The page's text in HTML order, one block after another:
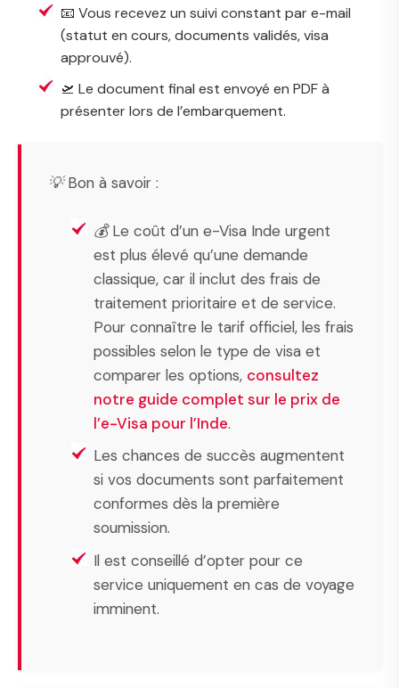
📧 Vous recevez un suivi constant par e-mail
(statut en cours, documents validés, visa
approuvé).
🛫 Le document final est envoyé en PDF à
présenter lors de l’embarquement.
💡 Bon à savoir :
💰 Le coût d’un e-Visa Inde urgent
est plus élevé qu’une demande
classique, car il inclut des frais de
traitement prioritaire et de service.
Pour connaître le tarif officiel, les frais
possibles selon le type de visa et
comparer les options, consultez
notre guide complet sur le prix de
l’e-Visa pour l’Inde.
Les chances de succès augmentent
si vos documents sont parfaitement
conformes dès la première
soumission.
Il est conseillé d’opter pour ce
service uniquement en cas de voyage
imminent.